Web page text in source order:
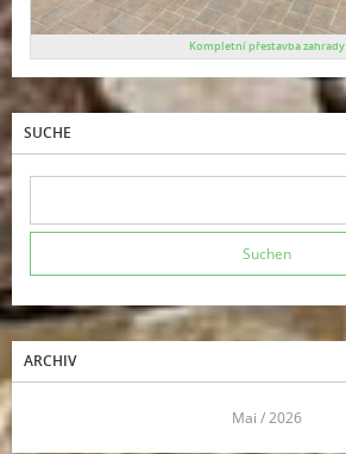
Kompletní přestavba zahrady
SUCHE
ARCHIV
Mai / 2026